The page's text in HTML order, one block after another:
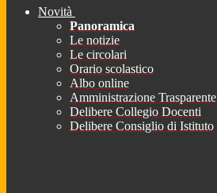
Novità
Panoramica
Le notizie
Le circolari
Orario scolastico
Albo online
Amministrazione Trasparente
Delibere Collegio Docenti
Delibere Consiglio di Istituto